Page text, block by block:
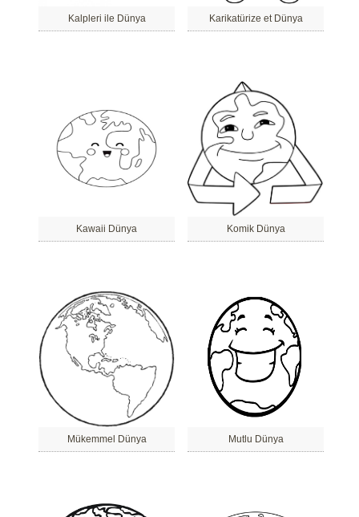
Kalpleri ile Dünya Karikatürize et Dünya
Kawaii Dünya Komik Dünya
Mükemmel Dünya Mutlu Dünya